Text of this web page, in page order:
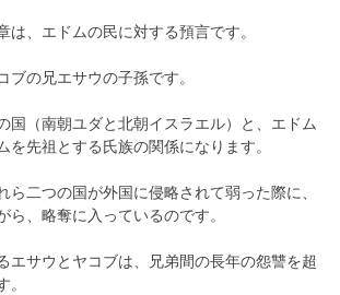
は、エドムの民に対する預言です。
ブの兄エサウの子孫です。
国（南朝ユダと北朝イスラエル）と、エドム
を先祖とする氏族の関係になります。
ら二つの国が外国に侵略されて弱った際に、
ら、略奪に入っているのです。
エサウとヤコブは、兄弟間の長年の怨讐を超